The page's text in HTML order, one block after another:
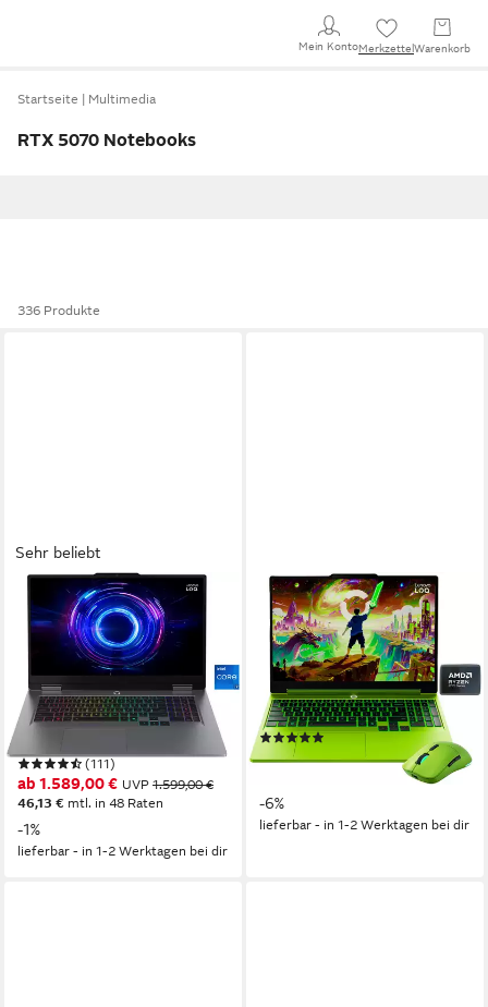
Mein KontoMerkzettel Warenkorb
Startseite Multimedia
RTX 5070 Notebooks
336 Produkte
Sehr beliebt
LENOVO
LOQ 17IRX10 RTX
5050/5060/5070 Gaming-
17,3 Zoll Bildschirmdiagonale
Intel Core i7 Prozessor
(111)
ab 1.589,00 € UVP 1.599,00 €
46,13 € mtl. in 48 Raten
-1%
lieferbar - in 1-2 Werktagen bei dir
LENOVO
LOQ 15AHP11 Limited Green
Edition Gaming-Notebook
15,3 Zoll Bildschirmdiagonale
AMD Ryzen 7 Prozessor
GeForce RTX 5060 Grafikkarte
(1)
ab 1.599,00 € UVP1.699,00 €
mtl. in 48 Raten
-6%
lieferbar - in 1-2 Werktagen bei dir